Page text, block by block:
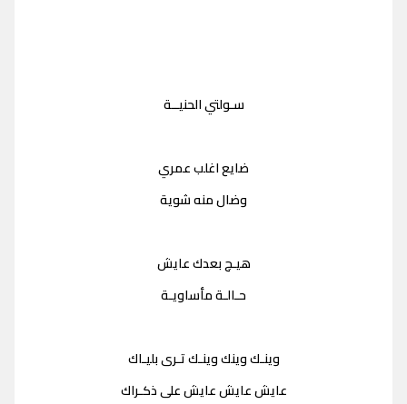
سـولتي الحنيــة
ضايع اغلب عمري
وضال منه شوية
هيـچ بعدك عايش
حـالـة مأساويـة
وينـك وينك وينـك تـرى بليـاك
عايش عايش عايش على ذكـراك